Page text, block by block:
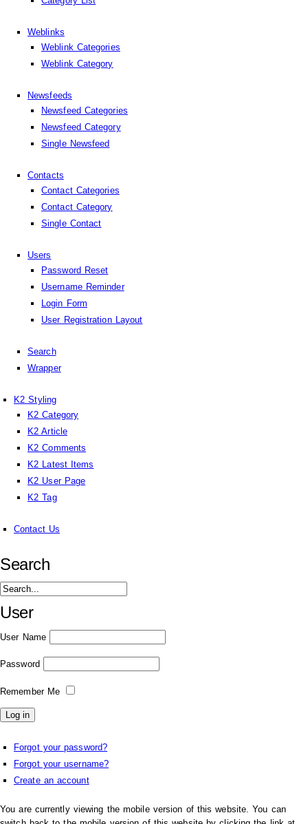
Weblinks
Weblink Categories
Weblink Category
Newsfeeds
Newsfeed Categories
Newsfeed Category
Single Newsfeed
Contacts
Contact Categories
Contact Category
Single Contact
Users
Password Reset
Username Reminder
Login Form
User Registration Layout
Search
Wrapper
K2 Styling
K2 Category
K2 Article
K2 Comments
K2 Latest Items
K2 User Page
K2 Tag
Contact Us
Search
User
User Name
Password
Remember Me
Forgot your password?
Forgot your username?
Create an account
You are currently viewing the mobile version of this website. You can